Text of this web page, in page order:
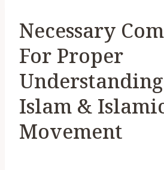
Necessary
For Proper
Islam &
Movement